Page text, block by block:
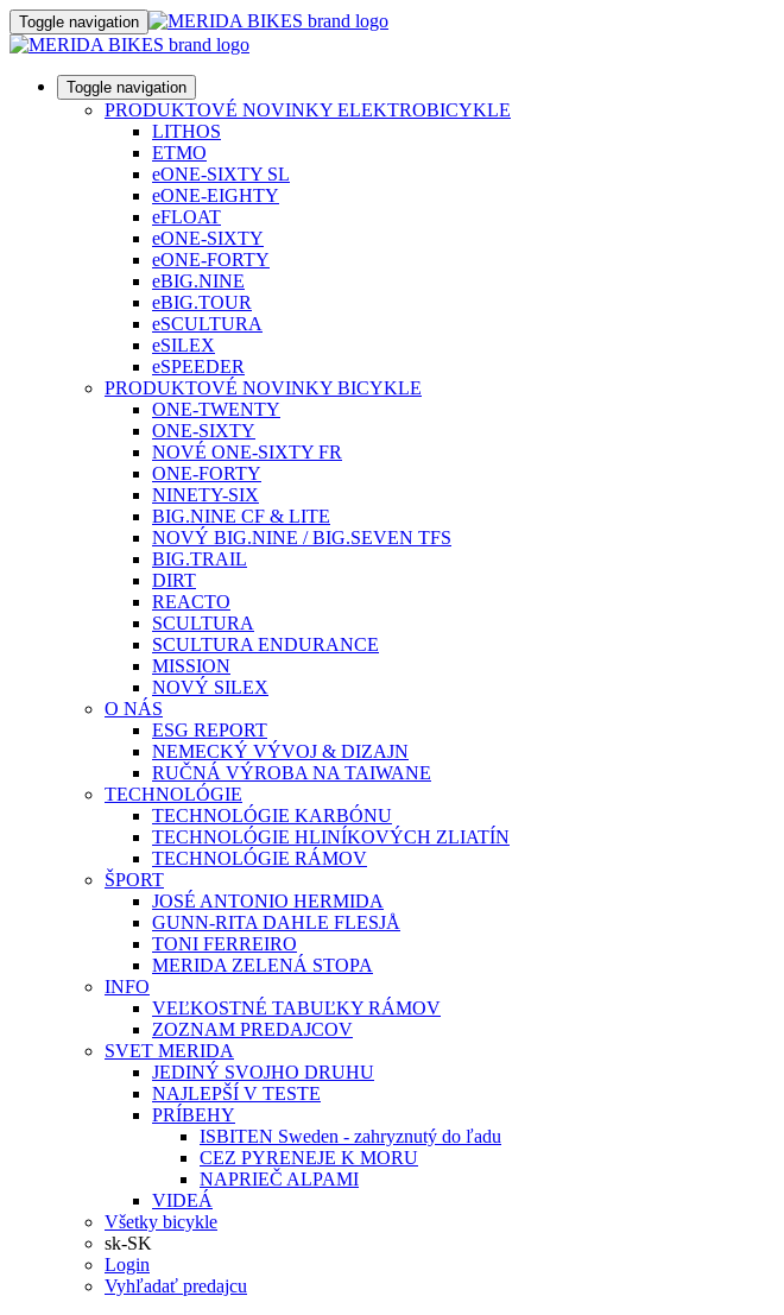
Toggle navigation
Toggle navigation
PRODUKTOVÉ NOVINKY ELEKTROBICYKLE
LITHOS
ETMO
eONE-SIXTY SL
eONE-EIGHTY
eFLOAT
eONE-SIXTY
eONE-FORTY
eBIG.NINE
eBIG.TOUR
eSCULTURA
eSILEX
eSPEEDER
PRODUKTOVÉ NOVINKY BICYKLE
ONE-TWENTY
ONE-SIXTY
NOVÉ ONE-SIXTY FR
ONE-FORTY
NINETY-SIX
BIG.NINE CF & LITE
NOVÝ BIG.NINE / BIG.SEVEN TFS
BIG.TRAIL
DIRT
REACTO
SCULTURA
SCULTURA ENDURANCE
MISSION
NOVÝ SILEX
O NÁS
ESG REPORT
NEMECKÝ VÝVOJ & DIZAJN
RUČNÁ VÝROBA NA TAIWANE
TECHNOLÓGIE
TECHNOLÓGIE KARBÓNU
TECHNOLÓGIE HLINÍKOVÝCH ZLIATÍN
TECHNOLÓGIE RÁMOV
ŠPORT
JOSÉ ANTONIO HERMIDA
GUNN-RITA DAHLE FLESJÅ
TONI FERREIRO
MERIDA ZELENÁ STOPA
INFO
VEĽKOSTNÉ TABUĽKY RÁMOV
ZOZNAM PREDAJCOV
SVET MERIDA
JEDINÝ SVOJHO DRUHU
NAJLEPŠÍ V TESTE
PRÍBEHY
ISBITEN Sweden - zahryznutý do ľadu
CEZ PYRENEJE K MORU
NAPRIEČ ALPAMI
VIDEÁ
Všetky bicykle
sk-SK
Login
Vyhľadať predajcu